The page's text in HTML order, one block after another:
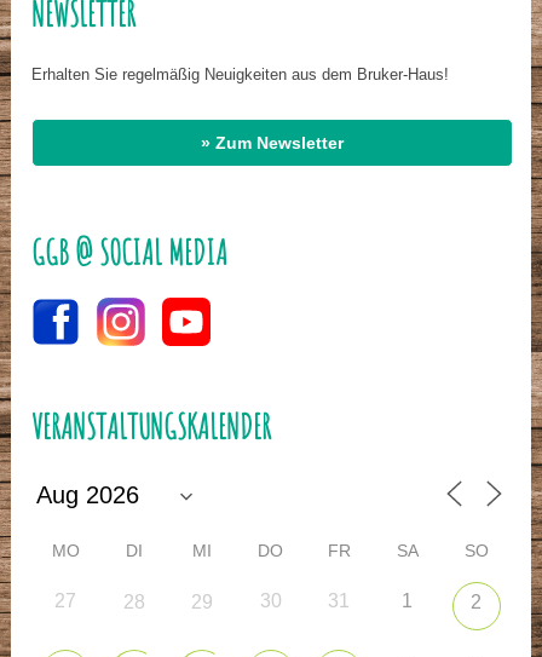
NEWSLETTER
Erhalten Sie regelmäßig Neuigkeiten aus dem Bruker-Haus!
» Zum Newsletter
GGB @ SOCIAL MEDIA
VERANSTALTUNGSKALENDER
MO DI MI DO FR SA SO
27 28 29 30 31 1 2